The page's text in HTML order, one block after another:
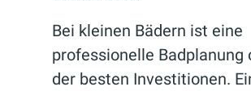
Bei kleinen Bädern ist eine
professionelle Badplanung
der besten Investitionen.